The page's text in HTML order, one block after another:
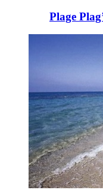
Plage